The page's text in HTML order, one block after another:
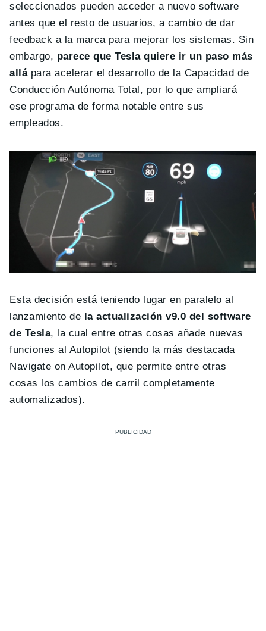
seleccionados pueden acceder a nuevo software
antes que el resto de usuarios, a cambio de dar
feedback a la marca para mejorar los sistemas. Sin
embargo, parece que Tesla quiere ir un paso más
allápara acelerar el desarrollo de la Capacidad de
Conducción Autónoma Total, por lo que ampliará
ese programa de forma notable entre sus
empleados.
Esta decisión está teniendo lugar en paralelo al
lanzamiento de la actualización v9.0 del software
de Tesla, la cual entre otras cosas añade nuevas
funciones al Autopilot (siendo la más destacada
Navigate on Autopilot, que permite entre otras
cosas los cambios de carril completamente
automatizados).